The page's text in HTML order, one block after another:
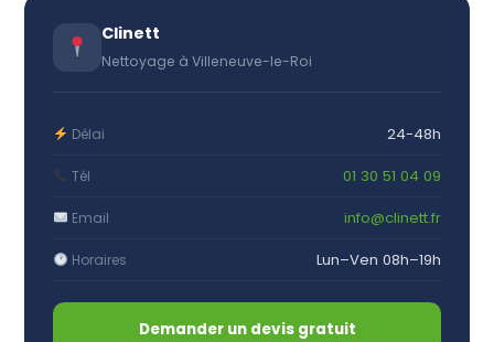
Clinett
Nettoyage à Villeneuve-le-Roi
Délai 24-48h
Tél 01 30 51 04 09
Email info@clinett.fr
Horaires Lun–Ven 08h–19h
Demander un devis gratuit